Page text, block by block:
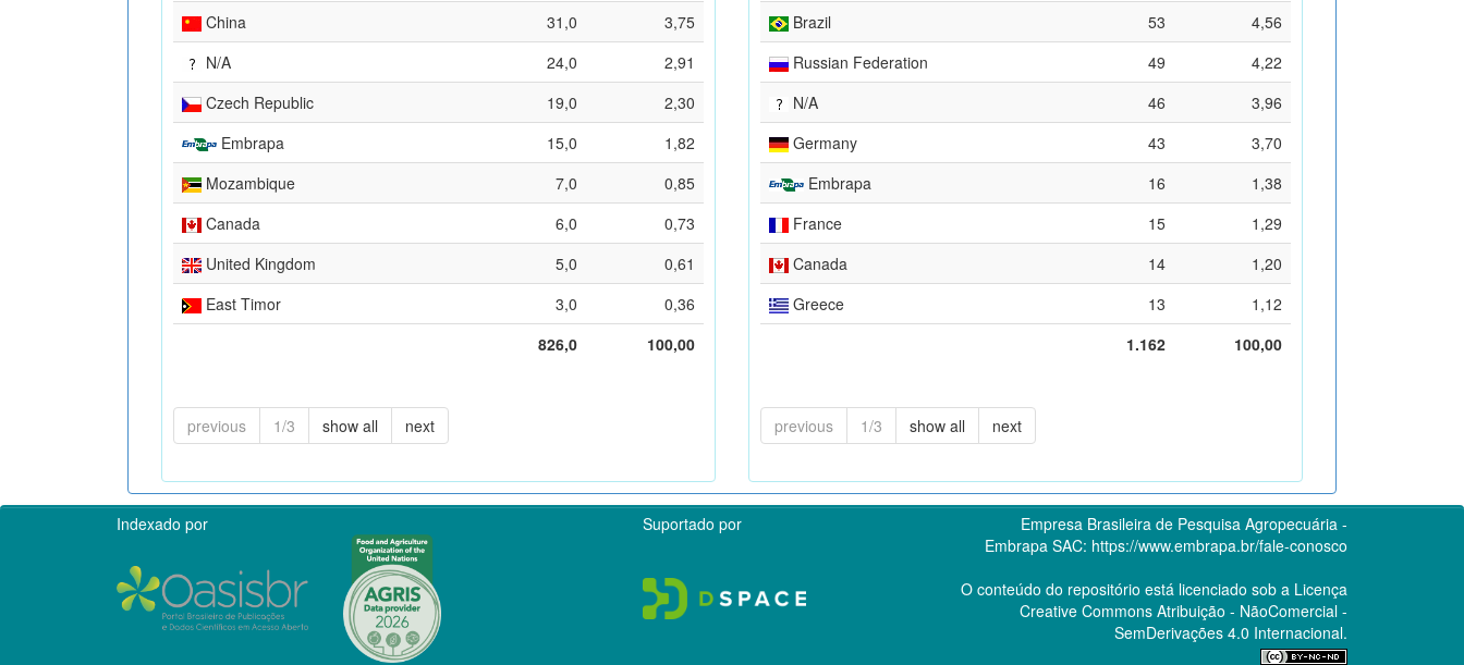
China
31,0
3,75
N/A
24,0
2,91
Czech Republic
19,0
2,30
Embrapa
15,0
1,82
Mozambique
7,0
0,85
Canada
6,0
0,73
United Kingdom
5,0
0,61
East Timor
3,0
0,36
826,0
100,00
previous 1/3 show all next
Brazil
53
4,56
Russian Federation
49
4,22
N/A
46
3,96
Germany
43
3,70
Embrapa
16
1,38
France
15
1,29
Canada
14
1,20
Greece
13
1,12
1.162
100,00
previous 1/3 show all next
Indexado por Suportado por
Empresa Brasileira de Pesquisa Agropecuária -
Embrapa SAC: https://www.embrapa.br/fale-conosco
O conteúdo do repositório está licenciado sob a Licença
Creative CommonsAtribuição - NãoComercial -
SemDerivações 4.0 Internacional.